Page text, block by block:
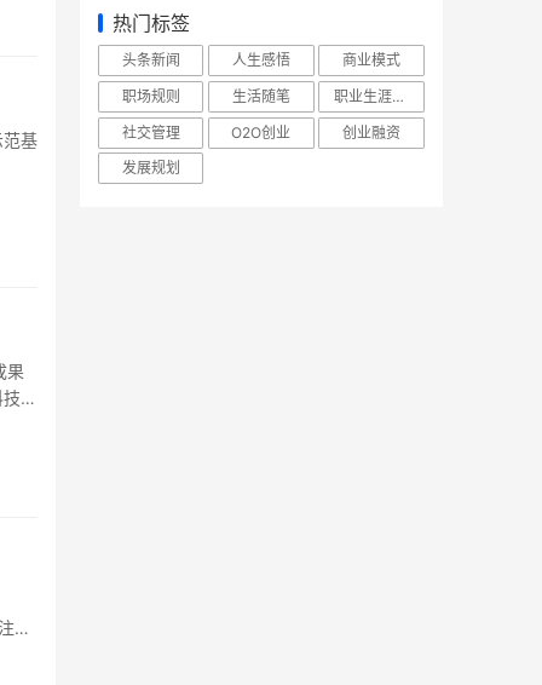
基
果
促
入
热门标签
头条新闻 人生感悟
商业模式
职场规则
生活随笔
职业生涯规划
社交管理
O2O创业
创业融资
发展规划